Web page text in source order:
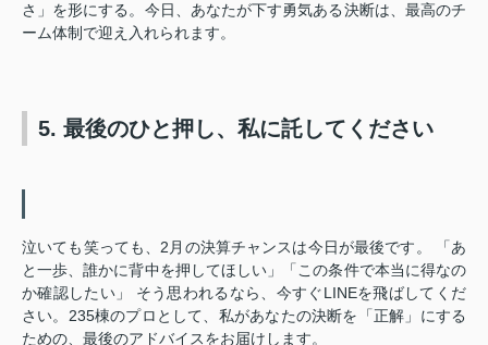
さ」を形にする。今日、あなたが下す勇気ある決断は、最高のチ
ーム体制で迎え入れられます。
5. 最後のひと押し、私に託してください
泣いても笑っても、2月の決算チャンスは今日が最後です。 「あ
と一歩、誰かに背中を押してほしい」「この条件で本当に得なの
か確認したい」 そう思われるなら、今すぐLINEを飛ばしてくだ
さい。235棟のプロとして、私があなたの決断を「正解」にする
ための、最後のアドバイスをお届けします。